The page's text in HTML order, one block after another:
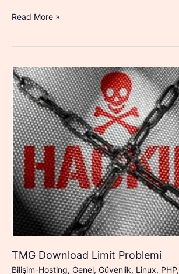
Donanım
Read More »
TMG Download Limit Problemi
Bilişim-Hosting, Genel, Güvenlik, Linux, PHP,